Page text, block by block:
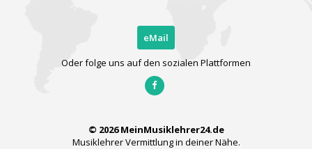
eMail
Oder folge uns auf den sozialen Plattformen
© 2026 MeinMusiklehrer24.de
Musiklehrer Vermittlung in deiner Nähe.